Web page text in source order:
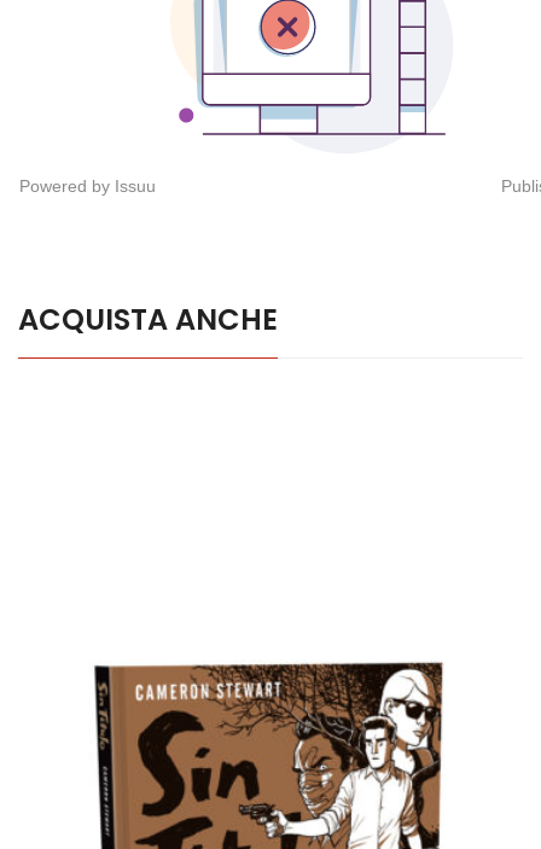
Powered by Issuu
ACQUISTA ANCHE